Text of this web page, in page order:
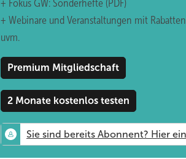
+ Fokus GW: Sonderhefte (PDF)
+ Webinare und Veranstaltungen mit Rabatten
uvm.
Premium Mitgliedschaft
2 Monate kostenlos testen